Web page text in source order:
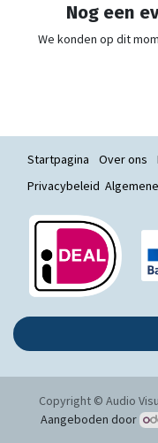
Nog een
We konden op dit
Startpagina Over ons
Privacybeleid
Copyright © Audio
Aangeboden door